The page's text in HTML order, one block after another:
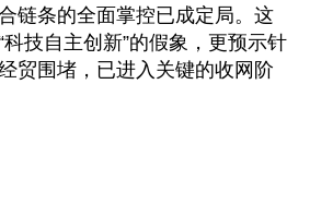
链条的全面掌控已成定局。这
技自主创新”的假象，更预示针
贸围堵，已进入关键的收网阶